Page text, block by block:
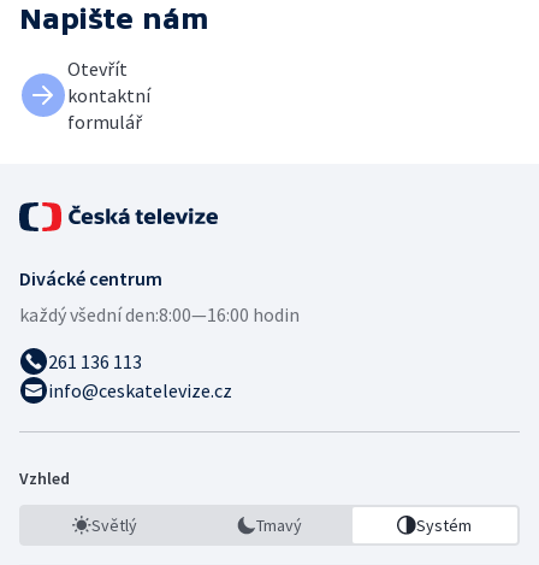
Napište nám
Otevřít
kontaktní
formulář
Divácké centrum
každý všední den:8:00—16:00 hodin
261 136 113
info@ceskatelevize.cz
Vzhled
Světlý Tmavý Systém